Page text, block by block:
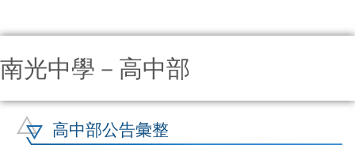
南光中學－高中部
高中部公告彙整